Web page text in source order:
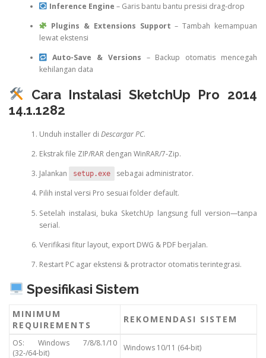
Inference Engine – Garis bantu bantu presisi drag‑drop
Plugins & Extensions Support – Tambah kemampuan
lewat ekstensi
Auto-Save & Versions – Backup otomatis mencegah
kehilangan data
Cara Instalasi SketchUp Pro 2014
14.1.1282
Unduh installer di Descargar PC.
Ekstrak file ZIP/RAR dengan WinRAR/7‑Zip.
Jalankan
setup.exe
sebagai administrator.
Pilih instal versi Pro sesuai folder default.
Setelah instalasi, buka SketchUp langsung full version—tanpa
serial.
Verifikasi fitur layout, export DWG & PDF berjalan.
Restart PC agar ekstensi & protractor otomatis terintegrasi.
Spesifikasi Sistem
MINIMUM
REQUIREMENTS
REKOMENDASI SISTEM
OS: Windows 7/8/8.1/10
(32‑/64‑bit)
Windows 10/11 (64‑bit)